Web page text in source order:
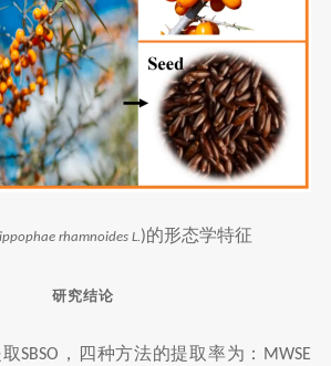
rhamnoides L.)的形态学特征
研究结论
取SBSO ，四种方法的提取率为： MWSE